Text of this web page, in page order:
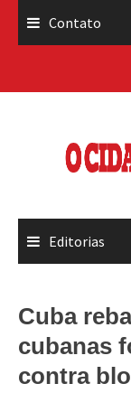
Contato
Editorias
Cuba
cubanas
contra